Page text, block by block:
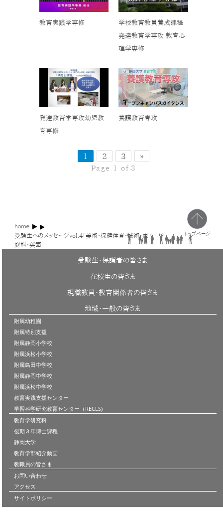
教育実践学専修
学校教育教員養成課程
発達教育学専攻 教育心
理学専修
発達教育学専攻幼児教
育専修
養護教育専攻
1 2 3 »
Page 1 of 3
home
受験生へのメッセージvol.4「美術・保健体育・技術・家
庭科・英語」
トップページ
受験生・保護者の皆さま
在校生の皆さま
現職教員・教育関係者の皆さま
地域・一般の皆さま
附属幼稚園
附属特別支援
附属静岡小学校
附属浜松小学校
附属島田中学校
附属静岡中学校
附属浜松中学校
教育実践支援センター
学習科学研究教育センター（RECLS)
教育学研究科
後期３年博士課程
静岡大学
教育学部紹介動画
教職員の皆さま
お問い合わせ
アクセス
サイトポリシー